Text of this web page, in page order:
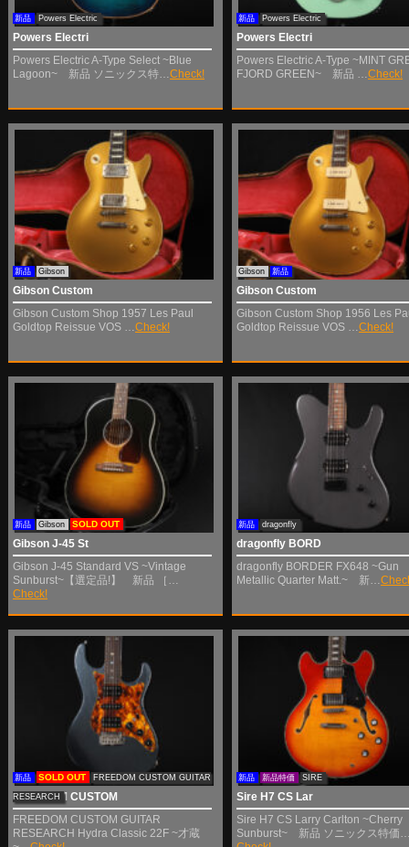
Powers Electri
新品 Powers Electric
Powers Electric A-Type Select ~Blue
Lagoon~ 新品 ソニックス特… Check!
Powers Electri
新品 Powers Electric
Powers Electric A-Type ~MINT
FJORD GREEN~ 新品 … Check!
Gibson Custom
新品 Gibson
Gibson Custom Shop 1957 Les Paul
Goldtop Reissue VOS … Check!
Gibson Custom
Gibson 新品
Gibson Custom Shop 1956 Les
Goldtop Reissue VOS … Check!
Gibson J-45 St
新品 Gibson SOLD OUT
Gibson J-45 Standard VS ~Vintage
Sunburst~【選定品!】 新品 ［…
Check!
dragonfly BORD
新品 dragonfly
dragonfly BORDER FX648 ~Gun
Metallic Quarter Matt.~ 新…
FREEDOM CUSTOM
新品 SOLD OUT FREEDOM CUSTOM GUITAR
RESEARCH
FREEDOM CUSTOM GUITAR
RESEARCH Hydra Classic 22F ~才蔵
Sire H7 CS Lar
新品 新品特価 SIRE
Sire H7 CS Larry Carlton ~Cherry
Sunburst~ 新品 ソニックス特価